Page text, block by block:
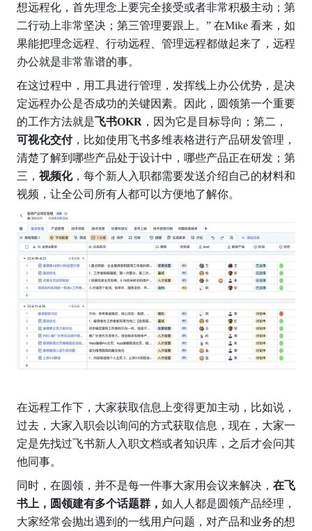
想远程化，首先理念上要完全接受或者非常积极主动；第
二行动上非常坚决；第三管理要跟上。” 在Mike 看来，如
果能把理念远程、行动远程、管理远程都做起来了，远程
办公就是非常靠谱的事。
在这过程中，用工具进行管理，发挥线上办公优势，是决
定远程办公是否成功的关键因素。因此，圆领第一个重要
的工作方法就是飞书OKR ，因为它是目标导向；第二，
可视化交付，比如使用飞书多维表格进行产品研发管理，
清楚了解到哪些产品处于设计中，哪些产品正在研发；第
三， 视频化，每个新人入职都需要发送介绍自己的材料和
视频，让全公司所有人都可以方便地了解你。
在远程工作下，大家获取信息上变得更加主动，比如说，
过去，大家入职会以询问的方式获取信息，现在，大家一
定是先找过飞书新人入职文档或者知识库，之后才会问其
他同事。
同时，在圆领，并不是每一件事大家用会议来解决， 在飞
书上，圆领建有多个话题群， 如人人都是圆领产品经理，
大家经常会抛出遇到的一线用户问题，对产品和业务的想